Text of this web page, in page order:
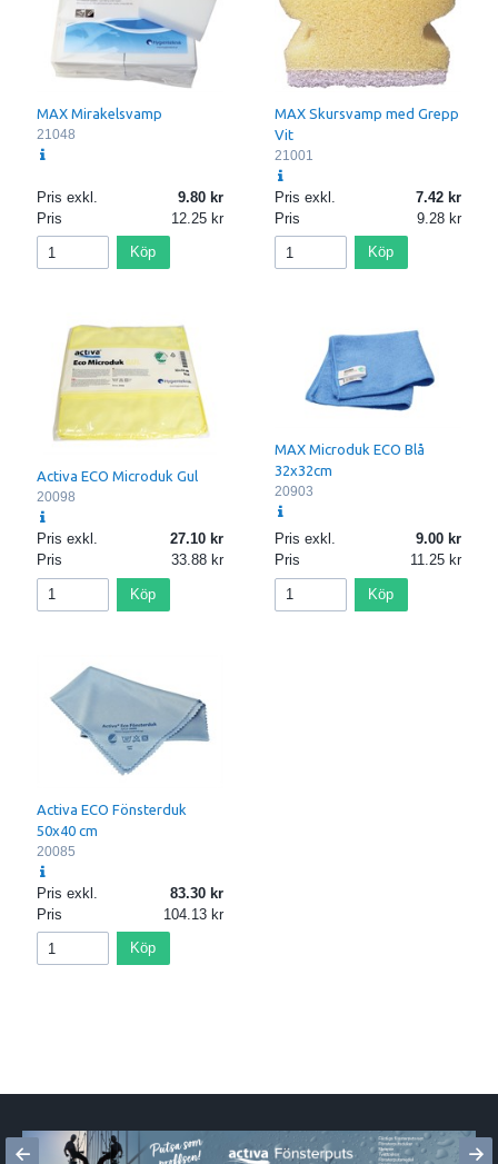
MAX Mirakelsvamp
21048
Pris exkl.
9.80
Pris
12.25
Köp
MAX Skursvamp med Grepp
Vit
21001
Pris exkl.
7.42
Pris
9.28
Köp
Activa ECO Microduk Gul
20098
Pris exkl.
27.10
Pris
33.88
Köp
MAX Microduk ECO Blå
32x32cm
20903
Pris exkl.
9.00
Pris
11.25
Köp
Activa ECO Fönsterduk
50x40 cm
20085
Pris exkl.
83.30
Pris
104.13
Köp